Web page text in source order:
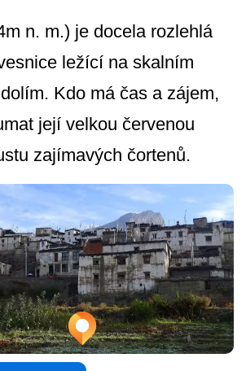
n. m.) je docela rozlehlá
ležící na skalním
Kdo má čas a zájem,
její velkou červenou
zajímavých čortenů.